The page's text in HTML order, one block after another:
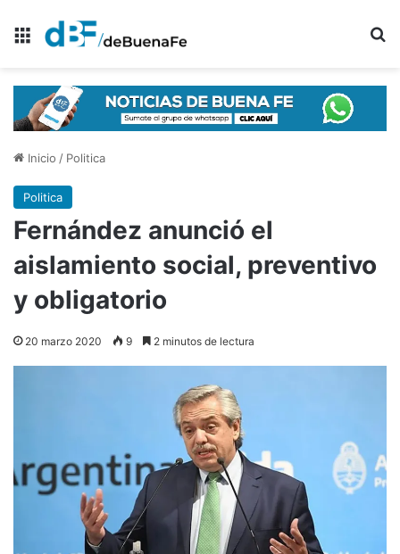
Menú
Inicio / Politica
Politica
Fernández anunció el
aislamiento social, preventivo
y obligatorio
20 marzo 2020 9 2 minutos de lectura